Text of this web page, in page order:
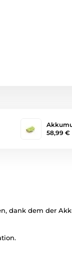
58,99 €
dank dem der